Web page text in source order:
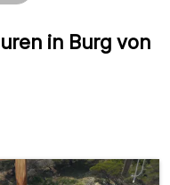
in Burg von